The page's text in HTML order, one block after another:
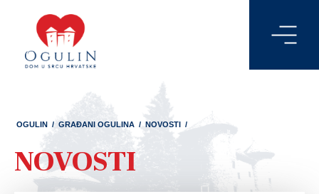
OGULIN / GRAĐANI OGULINA / NOVOSTI /
NOVOSTI